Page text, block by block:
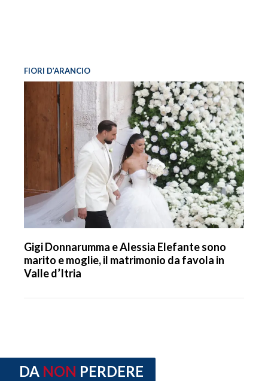
FIORI D’ARANCIO
Gigi Donnarumma e Alessia Elefante sono
marito e moglie, il matrimonio da favola in
Valle d’Itria
DA NON PERDERE